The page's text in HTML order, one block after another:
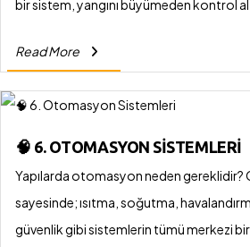
bir sistem, yangını büyümeden kontrol
Read More
🧠 6. OTOMASYON SISTEMLERI
Yapılarda otomasyon neden
sayesinde; ısıtma, soğutma,
güvenlik gibi sistemlerin tümü merkezi